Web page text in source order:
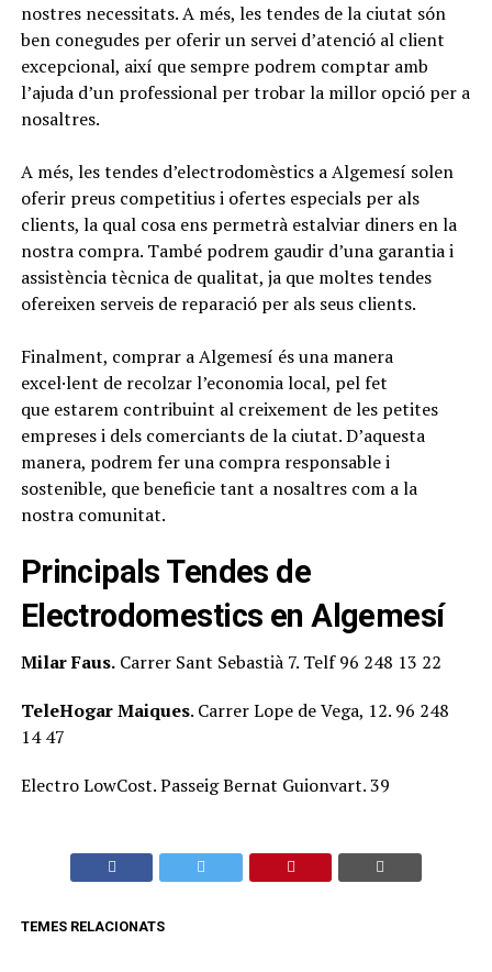
nostres necessitats. A més, les tendes de la ciutat són
ben conegudes per oferir un servei d’atenció al client
excepcional, així que sempre podrem comptar amb
l’ajuda d’un professional per trobar la millor opció per a
nosaltres.
A més, les tendes d’electrodomèstics a Algemesí solen
oferir preus competitius i ofertes especials per als
clients, la qual cosa ens permetrà estalviar diners en la
nostra compra. També podrem gaudir d’una garantia i
assistència tècnica de qualitat, ja que moltes tendes
ofereixen serveis de reparació per als seus clients.
Finalment, comprar a Algemesí és una manera
excel·lent de recolzar l’economia local, pel fet
que estarem contribuint al creixement de les petites
empreses i dels comerciants de la ciutat. D’aquesta
manera, podrem fer una compra responsable i
sostenible, que beneficie tant a nosaltres com a la
nostra comunitat.
Principals Tendes de
Electrodomestics en Algemesí
Milar Faus.Carrer Sant Sebastià 7. Telf 96 248 13 22
TeleHogar Maiques. Carrer Lope de Vega, 12. 96 248
14 47
Electro LowCost. Passeig Bernat Guionvart. 39
TEMES RELACIONATS